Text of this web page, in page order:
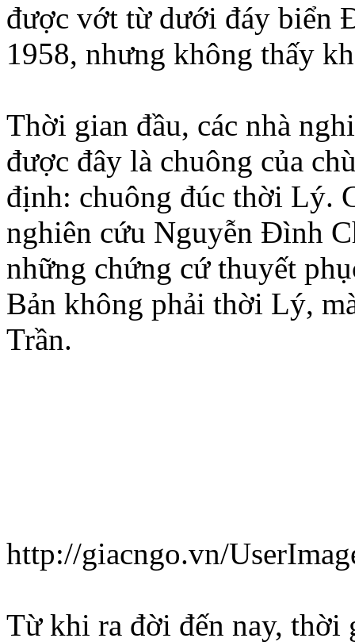
được vớt từ dưới đáy biển
1958, nhưng không thấy
Thời gian đầu, các nhà
được đây là chuông của
định: chuông đúc thời Lý.
nghiên cứu Nguyễn Đình
những chứng cứ thuyết
Bản không phải thời Lý,
Trần.
http://giacngo.vn/
Từ khi ra đời đến nay, thời